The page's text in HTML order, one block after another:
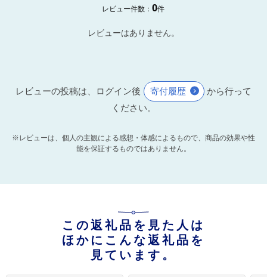
レビュー件数：0件
レビューはありません。
レビューの投稿は、ログイン後 寄付履歴
から行って
ください。
※レビューは、個人の主観による感想・体感によるもので、商品の効果や性
能を保証するものではありません。
この返礼品を見た人は
ほかにこんな返礼品を
見ています。